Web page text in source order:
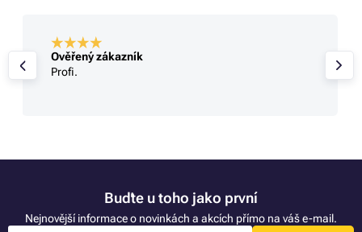
Ověřený zákazník
Profi.
Buďte u toho jako první
Nejnovější informace o novinkách a akcích přímo na váš e-mail.